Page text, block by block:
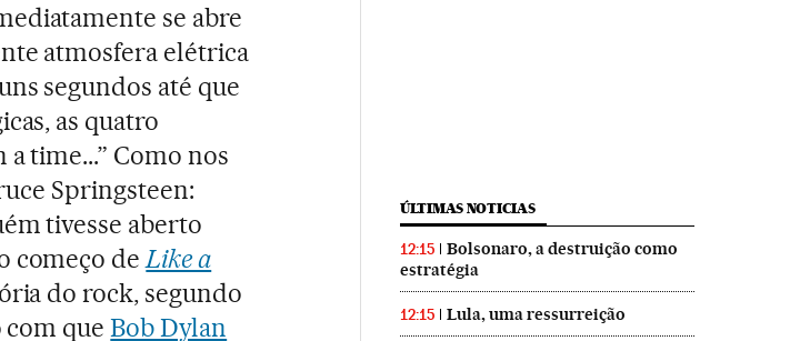
se abre
atmosfera elétrica
segundos até que
as quatro
time...” Como nos
Springsteen:
tivesse aberto
começo deLike a
do rock, segundo
com queBob Dylan
ÚLTIMAS NOTICIAS
12:15
Bolsonaro, a destruição como
estratégia
12:15 Lula, uma ressurreição